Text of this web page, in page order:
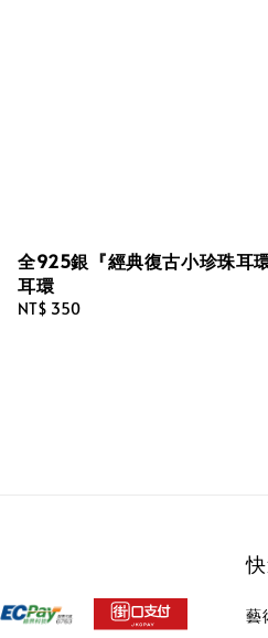
全925銀『經典復古小珍珠耳
耳環
Regular
NT$ 350
藝